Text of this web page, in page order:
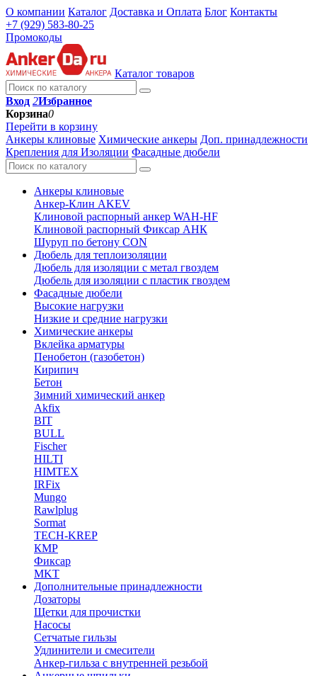
О компании Каталог Доставка и Оплата Блог Контакты
+7 (929) 583-80-25
Промокоды
Каталог товаров
Вход 2Избранное
Корзина0
Перейти в корзину
Анкеры клиновые Химические анкеры Доп. принадлежности
Крепления для Изоляции Фасадные дюбели
Анкеры клиновые
Анкер-Клин AKEV
Клиновой распорный анкер WAH-HF
Клиновой распорный Фиксар АНК
Шуруп по бетону CON
Дюбель для теплоизоляции
Дюбель для изоляции с метал гвоздем
Дюбель для изоляции с пластик гвоздем
Фасадные дюбели
Высокие нагрузки
Низкие и средние нагрузки
Химические анкеры
Вклейка арматуры
Пенобетон (газобетон)
Кирипич
Бетон
Зимний химический анкер
Akfix
BIT
BULL
Fischer
HILTI
HIMTEX
IRFix
Mungo
Rawlplug
Sormat
TECH-KREP
КМР
Фиксар
MKT
Дополнительные принадлежности
Дозаторы
Щетки для прочистки
Насосы
Сетчатые гильзы
Удлинители и смесители
Анкер-гильза с внутренней резьбой